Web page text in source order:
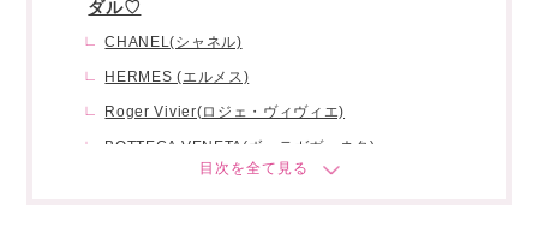
ダル♡
CHANEL(シャネル)
HERMES (エルメス)
Roger Vivier(ロジェ・ヴィヴィエ)
BOTTEGA VENETA(ボッテガヴェネタ)
PRADA(プラダ)